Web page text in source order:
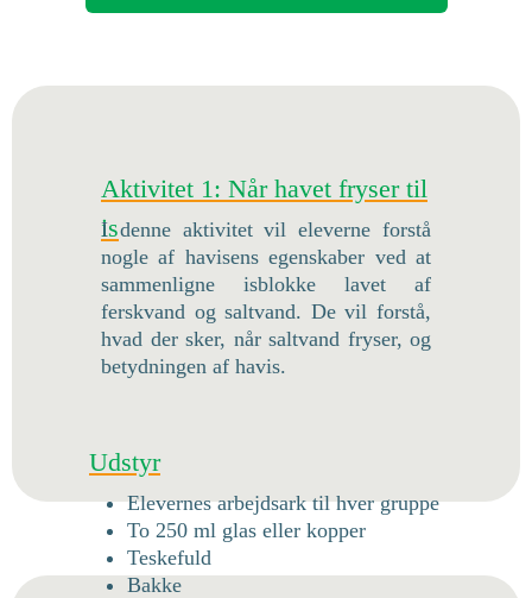
Aktivitet 1: Når havet fryser til
is
I denne aktivitet vil eleverne forstå
nogle af havisens egenskaber ved at
sammenligne isblokke lavet af
ferskvand og saltvand. De vil forstå,
hvad der sker, når saltvand fryser, og
betydningen af havis.
Udstyr
Elevernes arbejdsark til hver gruppe
To 250 ml glas eller kopper
Teskefuld
Bakke